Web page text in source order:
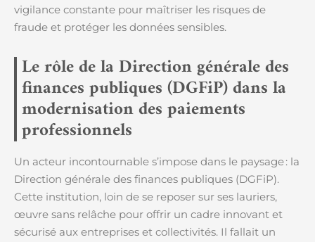
vigilance constante pour maîtriser les risques de
fraude et protéger les données sensibles.
Le rôle de la Direction générale des
finances publiques (DGFiP) dans la
modernisation des paiements
professionnels
Un acteur incontournable s’impose dans le paysage : la
Direction générale des finances publiques (DGFiP).
Cette institution, loin de se reposer sur ses lauriers,
œuvre sans relâche pour offrir un cadre innovant et
sécurisé aux entreprises et collectivités. Il fallait un